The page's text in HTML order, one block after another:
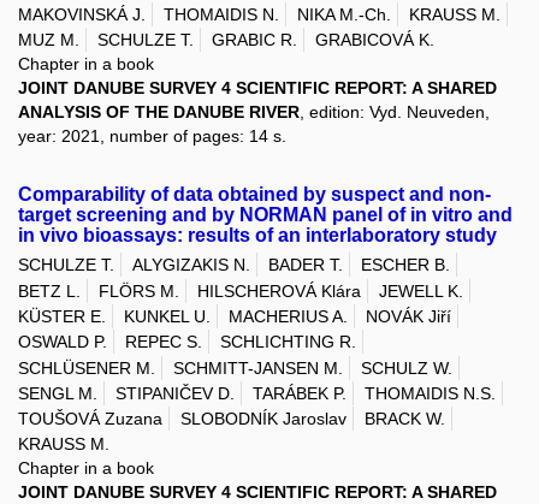
MAKOVINSKÁ J.
THOMAIDIS N. NIKA M.-Ch.
KRAUSS M.
MUZ M.
SCHULZE T. GRABIC R.
GRABICOVÁ K.
Chapter in a book
JOINT DANUBE SURVEY 4 SCIENTIFIC REPORT: A SHARED
ANALYSIS OF THE DANUBE RIVER , edition: Vyd. Neuveden,
year: 2021, number of pages: 14 s.
Comparability of data obtained by suspect and non-
target screening and by NORMAN panel of in vitro and
in vivo bioassays: results of an interlaboratory study
SCHULZE T. ALYGIZAKIS N. BADER T.
ESCHER B.
BETZ L.
FLÖRS M. HILSCHEROVÁ Klára
JEWELL K.
KÜSTER E.
KUNKEL U. MACHERIUS A.
NOVÁK Jiří
OSWALD P.
REPEC S.
SCHLICHTING R.
SCHLÜSENER M.
SCHMITT-JANSEN M.
SCHULZ W.
SENGL M.
STIPANIČEV D. TARÁBEK P.
THOMAIDIS N.S.
TOUŠOVÁ Zuzana
SLOBODNÍK Jaroslav
BRACK W.
KRAUSS M.
Chapter in a book
JOINT DANUBE SURVEY 4 SCIENTIFIC REPORT: A SHARED